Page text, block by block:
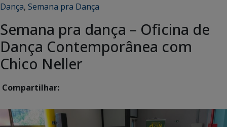
Dança, Semana pra Dança
Semana pra dança – Oficina de
Dança Contemporânea com
Chico Neller
Compartilhar: